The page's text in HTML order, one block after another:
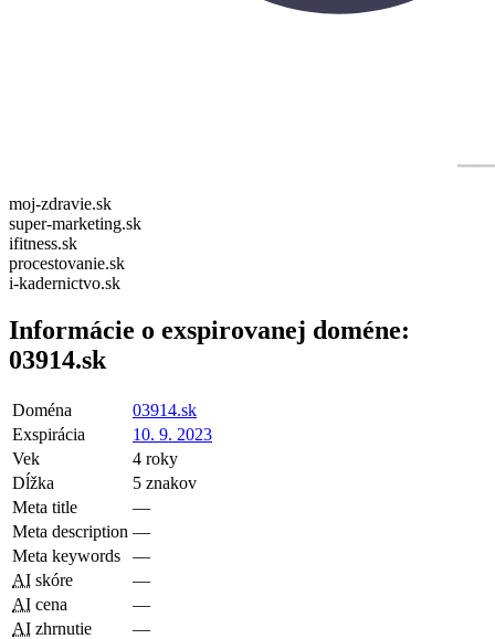
moj-zdravie.sk
super-marketing.sk
ifitness.sk
procestovanie.sk
i-kadernictvo.sk
Informácie o exspirovanej doméne:
03914.sk
Doména
03914.sk
Exspirácia
10. 9. 2023
Vek
4 roky
Dĺžka
5 znakov
Meta title
—
Meta description —
Meta keywords
—
AI skóre
—
AI cena
—
AI zhrnutie —